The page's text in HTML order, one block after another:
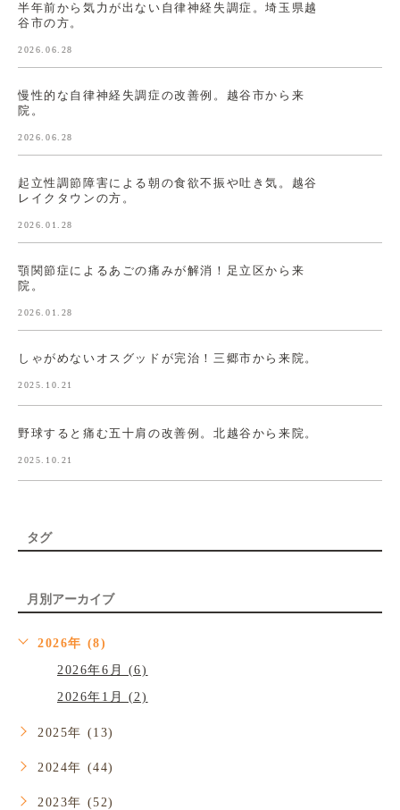
半年前から気力が出ない自律神経失調症。埼玉県越
谷市の方。
2026.06.28
慢性的な自律神経失調症の改善例。越谷市から来
院。
2026.06.28
起立性調節障害による朝の食欲不振や吐き気。越谷
レイクタウンの方。
2026.01.28
顎関節症によるあごの痛みが解消！足立区から来
院。
2026.01.28
しゃがめないオスグッドが完治！三郷市から来院。
2025.10.21
野球すると痛む五十肩の改善例。北越谷から来院。
2025.10.21
タグ
月別アーカイブ
2026年 (8)
2026年6月 (6)
2026年1月 (2)
2025年 (13)
2024年 (44)
2023年 (52)